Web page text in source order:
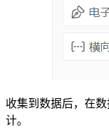
收集到数据后，在
计。